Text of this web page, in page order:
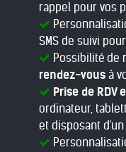
rappel pour vos
SMS de suivi
Possibilité de
rendez-vous à
Prise de RDV
ordinateur,
et disposant